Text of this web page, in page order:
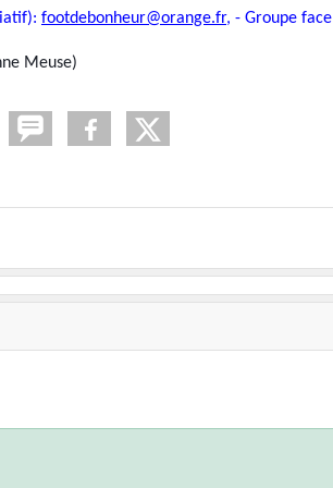
footdebonheur@orange.fr, - Groupe
Meuse)